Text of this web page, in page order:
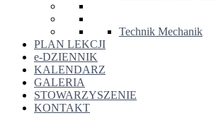
Technik Mechanik
PLAN LEKCJI
e-DZIENNIK
KALENDARZ
GALERIA
STOWARZYSZENIE
KONTAKT